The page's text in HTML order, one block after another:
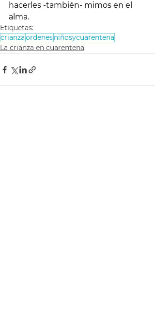
hacerles -también- mimos en el
alma.
Etiquetas:
crianzaordenesniñosycuarentena
La crianza en cuarentena